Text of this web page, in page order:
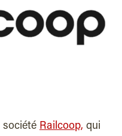
société Railcoop, qui